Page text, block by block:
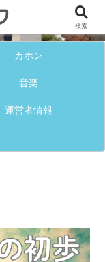
カホン
音楽
運営者情報
検索